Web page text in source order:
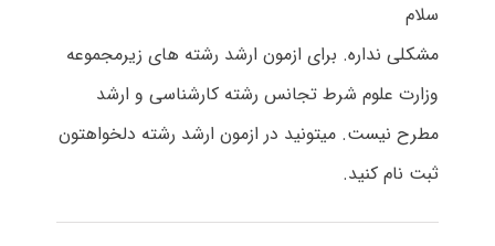
سلام
مشکلی نداره. برای ازمون ارشد رشته های زیرمجموعه
وزارت علوم شرط تجانس رشته کارشناسی و ارشد
مطرح نیست. میتونید در ازمون ارشد رشته دلخواهتون
ثبت نام کنید.